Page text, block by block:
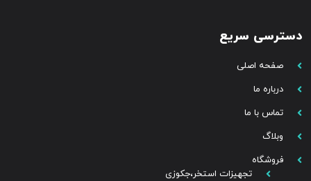
دسترسی سریع
صفحه اصلی
درباره ما
تماس با ما
وبلاگ
فروشگاه
تجهیزات استخر،جکوزی